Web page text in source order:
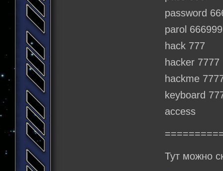
password
parol 666999
hack 777
hacker 7777
hackme
keyboard
access
Тут можно